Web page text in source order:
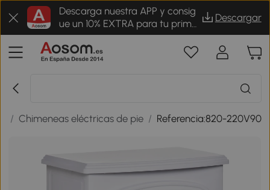
Descarga nuestra APP y consig
ue un 10% EXTRA para tu prime
r pedido
Descargar
/ Chimeneas eléctricas de pie / Referencia:820-220V90